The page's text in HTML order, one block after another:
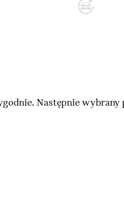
Następnie